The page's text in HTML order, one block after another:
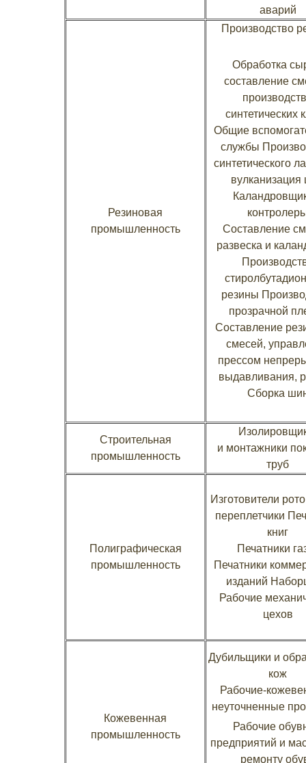
аварий
Резиновая
промышленность
Производство
Обработка
составление
синтетических
Общие
службы
синтетического
вулканизация
Составление
развеска и
резины
прозрачной
Составление
смесей,
прессом
выдавливания,
Сборка
Строительная
промышленность
и монтажники
труб
Полиграфическая
промышленность
Изготовители
переплетчики
книг
Печатники
Печатники
изданий
Рабочие
цехов
Кожевенная
промышленность
Дубильщики и
кож
Рабочие-
неуточненные
Рабочие
предприятий и
ремонту